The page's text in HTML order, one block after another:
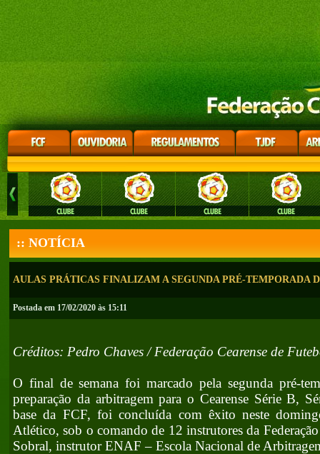
:: NOTÍCIA
AULAS PRÁTICAS FINALIZAM A SEGUNDA PRÉ-TEMPORADA
Postada em 17/02/2020 às 15:11
Créditos: Pedro Chaves / Federação Cearense de
O final de semana foi marcado pela segunda pré-
preparação da arbitragem para o Cearense Série B,
base da FCF, foi concluída com êxito neste
Atlético, sob o comando de 12 instrutores da
Sobral, instrutor ENAF – Escola Nacional de